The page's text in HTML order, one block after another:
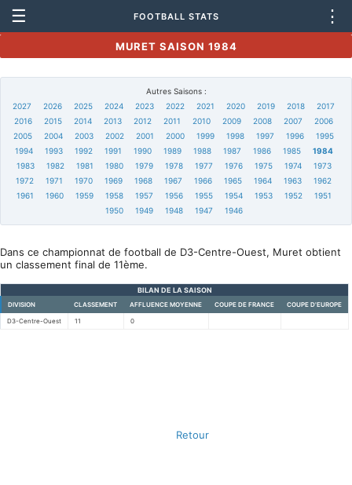
☰ FOOTBALL STATS ⋮
MURET SAISON 1984
Autres Saisons :
2027
2026 2025 2024 2023 2022 2021 2020 2019 2018
2017
2016
2015 2014 2013 2012 2011 2010 2009 2008 2007
2006
2005
2004 2003 2002 2001 2000 1999 1998 1997 1996
1995
1994
1993 1992 1991 1990 1989 1988 1987 1986 1985
1984
1983
1982 1981 1980 1979 1978 1977 1976 1975 1974
1973
1972
1971 1970 1969 1968 1967 1966 1965 1964 1963
1962
1961
1960 1959 1958 1957 1956 1955 1954 1953 1952
1951
1950
1949 1948 1947 1946
Dans ce championnat de football de D3-Centre-Ouest, Muret obtient
un classement final de 11ème.
BILAN DE LA SAISON
DIVISION CLASSEMENT AFFLUENCE MOYENNE COUPE DE FRANCE COUPE D'EUROPE
D3-Centre-Ouest 11 0
Retour